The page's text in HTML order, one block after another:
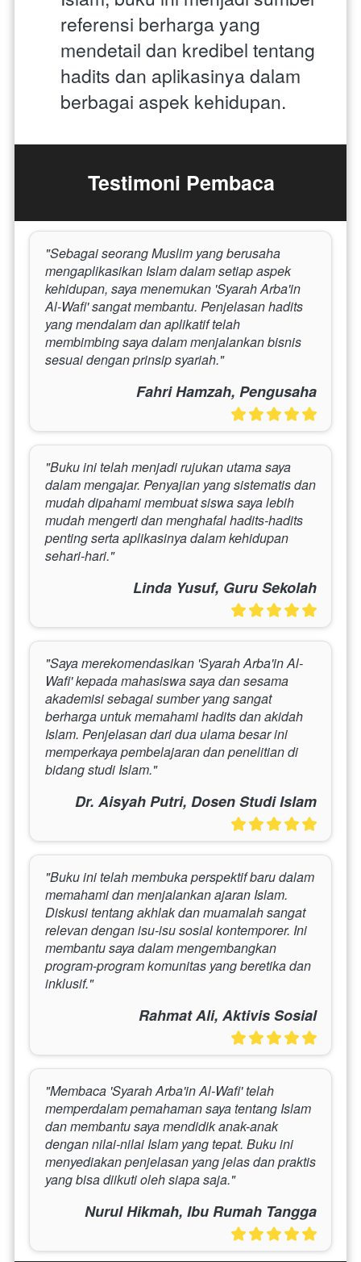
referensi berharga yang
mendetail dan kredibel tentang
hadits dan aplikasinya dalam
berbagai aspek kehidupan.
Testimoni Pembaca
"Sebagai seorang Muslim yang berusaha
mengaplikasikan Islam dalam setiap aspek
kehidupan, saya menemukan 'Syarah Arba'in
Al-Wafi' sangat membantu. Penjelasan hadits
yang mendalam dan aplikatif telah
membimbing saya dalam menjalankan bisnis
sesuai dengan prinsip syariah."
Fahri Hamzah, Pengusaha
"Buku ini telah menjadi rujukan utama saya
dalam mengajar. Penyajian yang sistematis dan
mudah dipahami membuat siswa saya lebih
mudah mengerti dan menghafal hadits-hadits
penting serta aplikasinya dalam kehidupan
sehari-hari."
Linda Yusuf, Guru Sekolah
"Saya merekomendasikan 'Syarah Arba'in Al-
Wafi' kepada mahasiswa saya dan sesama
akademisi sebagai sumber yang sangat
berharga untuk memahami hadits dan akidah
Islam. Penjelasan dari dua ulama besar ini
memperkaya pembelajaran dan penelitian di
bidang studi Islam."
Dr. Aisyah Putri, Dosen Studi Islam
"Buku ini telah membuka perspektif baru dalam
memahami dan menjalankan ajaran Islam.
Diskusi tentang akhlak dan muamalah sangat
relevan dengan isu-isu sosial kontemporer. Ini
membantu saya dalam mengembangkan
program-program komunitas yang beretika dan
inklusif."
Rahmat Ali, Aktivis Sosial
"Membaca 'Syarah Arba'in Al-Wafi' telah
memperdalam pemahaman saya tentang Islam
dan membantu saya mendidik anak-anak
dengan nilai-nilai Islam yang tepat. Buku ini
menyediakan penjelasan yang jelas dan praktis
yang bisa diikuti oleh siapa saja."
Nurul Hikmah, Ibu Rumah Tangga